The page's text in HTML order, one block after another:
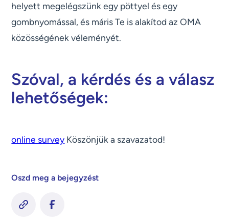
helyett megelégszünk egy pöttyel és egy
gombnyomással, és máris Te is alakítod az OMA
közösségének véleményét.
Szóval, a kérdés és a válasz
lehetőségek:
online survey Köszönjük a szavazatod!
Oszd meg a bejegyzést